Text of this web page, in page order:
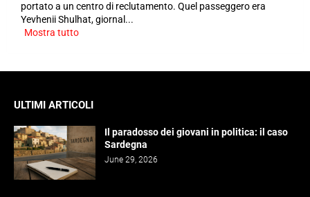
portato a un centro di reclutamento. Quel passeggero era
Yevhenii Shulhat, giornal...
Mostra tutto
ULTIMI ARTICOLI
Il paradosso dei giovani in politica: il caso
Sardegna
June 29, 2026